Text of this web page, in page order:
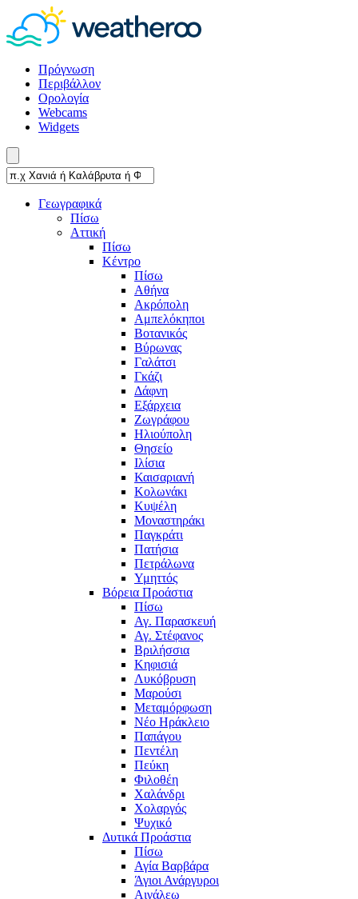
Πρόγνωση
Περιβάλλον
Ορολογία
Webcams
Widgets
Γεωγραφικά
Πίσω
Αττική
Πίσω
Κέντρο
Πίσω
Αθήνα
Ακρόπολη
Αμπελόκηποι
Βοτανικός
Βύρωνας
Γαλάτσι
Γκάζι
Δάφνη
Εξάρχεια
Ζωγράφου
Ηλιούπολη
Θησείο
Ιλίσια
Καισαριανή
Κολωνάκι
Κυψέλη
Μοναστηράκι
Παγκράτι
Πατήσια
Πετράλωνα
Υμηττός
Βόρεια Προάστια
Πίσω
Αγ. Παρασκευή
Αγ. Στέφανος
Βριλήσσια
Κηφισιά
Λυκόβρυση
Μαρούσι
Μεταμόρφωση
Νέο Ηράκλειο
Παπάγου
Πεντέλη
Πεύκη
Φιλοθέη
Χαλάνδρι
Χολαργός
Ψυχικό
Δυτικά Προάστια
Πίσω
Αγία Βαρβάρα
Άγιοι Ανάργυροι
Αιγάλεω